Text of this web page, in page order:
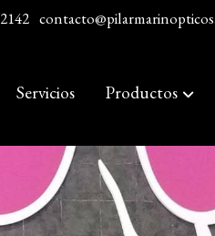
Servicios Productos